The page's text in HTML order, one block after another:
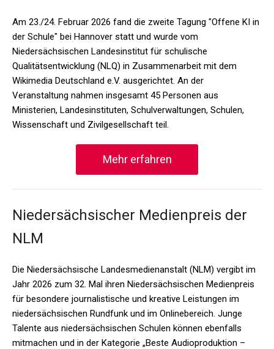
Am 23./24. Februar 2026 fand die zweite Tagung "Offene KI in
der Schule" bei Hannover statt und wurde vom
Niedersächsischen Landesinstitut für schulische
Qualitätsentwicklung (NLQ) in Zusammenarbeit mit dem
Wikimedia Deutschland e.V. ausgerichtet. An der
Veranstaltung nahmen insgesamt 45 Personen aus
Ministerien, Landesinstituten, Schulverwaltungen, Schulen,
Wissenschaft und Zivilgesellschaft teil.
Mehr erfahren
Niedersächsischer Medienpreis der
NLM
Die Niedersächsische Landesmedienanstalt (NLM) vergibt im
Jahr 2026 zum 32. Mal ihren Niedersächsischen Medienpreis
für besondere journalistische und kreative Leistungen im
niedersächsischen Rundfunk und im Onlinebereich. Junge
Talente aus niedersächsischen Schulen können ebenfalls
mitmachen und in der Kategorie „Beste Audioproduktion –